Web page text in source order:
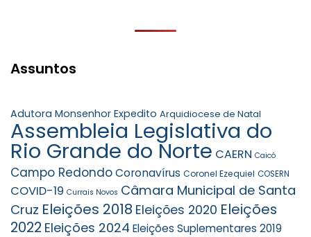
Assuntos
Adutora Monsenhor Expedito Arquidiocese de Natal
Assembleia Legislativa do
Rio Grande do Norte CAERN Caicó
Campo RedondoCoronavírus Coronel Ezequiel COSERN
COVID-19 Currais Novos Câmara Municipal de Santa
Cruz Eleições 2018 Eleições 2020 Eleições
2022 Eleições 2024 Eleições Suplementares 2019